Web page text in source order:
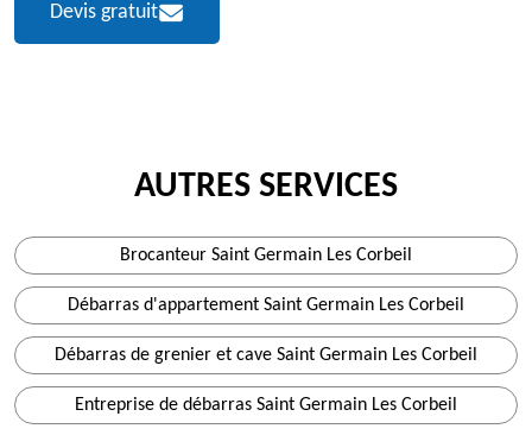
Devis gratuit
AUTRES SERVICES
Brocanteur Saint Germain Les Corbeil
Débarras d'appartement Saint Germain Les Corbeil
Débarras de grenier et cave Saint Germain Les Corbeil
Entreprise de débarras Saint Germain Les Corbeil